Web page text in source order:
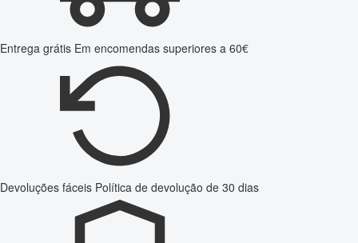
Entrega grátis Em encomendas superiores a 60€
Devoluções fáceis Política de devolução de 30 dias